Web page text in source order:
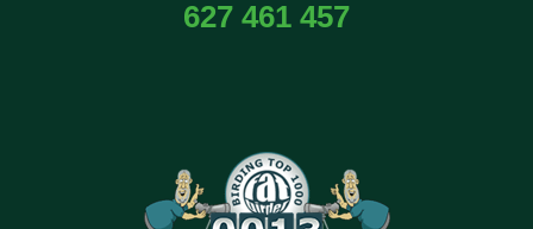
627 461 457